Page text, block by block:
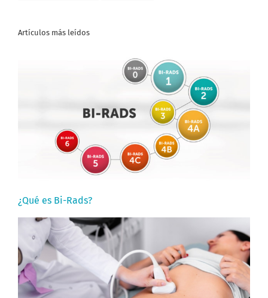
Artículos más leídos
¿Qué es Bi-Rads?